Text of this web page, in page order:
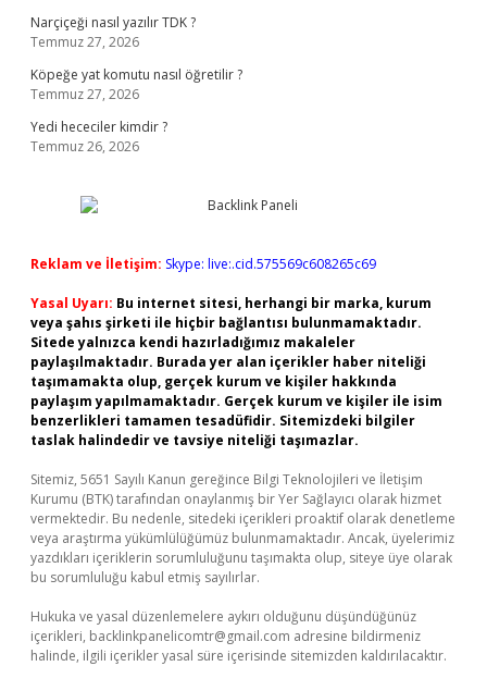
Narçiçeği nasıl yazılır TDK ?
Temmuz 27, 2026
Köpeğe yat komutu nasıl öğretilir ?
Temmuz 27, 2026
Yedi hececiler kimdir ?
Temmuz 26, 2026
Reklam ve İletişim: Skype: live:.cid.575569c608265c69
Yasal Uyarı: Bu internet sitesi, herhangi bir marka, kurum
veya şahıs şirketi ile hiçbir bağlantısı bulunmamaktadır.
Sitede yalnızca kendi hazırladığımız makaleler
paylaşılmaktadır. Burada yer alan içerikler haber niteliği
taşımamakta olup, gerçek kurum ve kişiler hakkında
paylaşım yapılmamaktadır. Gerçek kurum ve kişiler ile isim
benzerlikleri tamamen tesadüfidir. Sitemizdeki bilgiler
taslak halindedir ve tavsiye niteliği taşımazlar.
Sitemiz, 5651 Sayılı Kanun gereğince Bilgi Teknolojileri ve İletişim
Kurumu (BTK) tarafından onaylanmış bir Yer Sağlayıcı olarak hizmet
vermektedir. Bu nedenle, sitedeki içerikleri proaktif olarak denetleme
veya araştırma yükümlülüğümüz bulunmamaktadır. Ancak, üyelerimiz
yazdıkları içeriklerin sorumluluğunu taşımakta olup, siteye üye olarak
bu sorumluluğu kabul etmiş sayılırlar.
Hukuka ve yasal düzenlemelere aykırı olduğunu düşündüğünüz
içerikleri, backlinkpanelicomtr@gmail.com adresine bildirmeniz
halinde, ilgili içerikler yasal süre içerisinde sitemizden kaldırılacaktır.